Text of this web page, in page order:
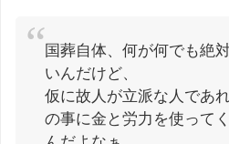
国葬自体、何が何でも絶
いんだけど、
仮に故人が立派な人であ
の事に金と労力を使って